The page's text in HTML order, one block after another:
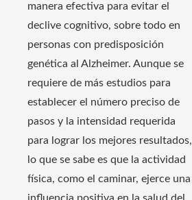
manera efectiva para evitar el
declive cognitivo, sobre todo en
personas con predisposición
genética al Alzheimer. Aunque se
requiere de más estudios para
establecer el número preciso de
pasos y la intensidad requerida
para lograr los mejores resultados,
lo que se sabe es que la actividad
física, como el caminar, ejerce una